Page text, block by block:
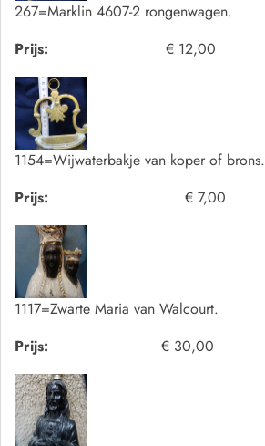
267=Marklin 4607-2 rongenwagen.
Prijs:
€ 12,00
1154=Wijwaterbakje van koper of brons.
Prijs:
€ 7,00
1117=Zwarte Maria van Walcourt.
Prijs:
€ 30,00